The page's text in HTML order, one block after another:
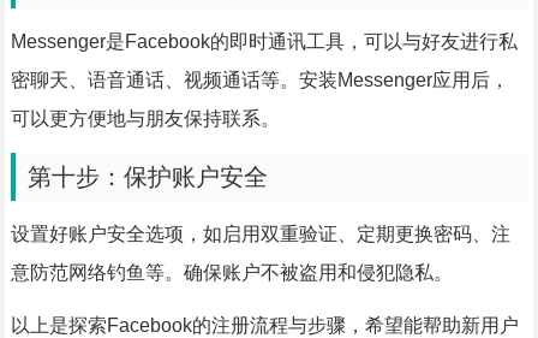
Messenger是Facebook的即时通讯工具，可以与好友进行私
密聊天、语音通话、视频通话等。安装Messenger应用后，
可以更方便地与朋友保持联系。
第十步：保护账户安全
设置好账户安全选项，如启用双重验证、定期更换密码、注
意防范网络钓鱼等。确保账户不被盗用和侵犯隐私。
以上是探索Facebook的注册流程与步骤，希望能帮助新用户